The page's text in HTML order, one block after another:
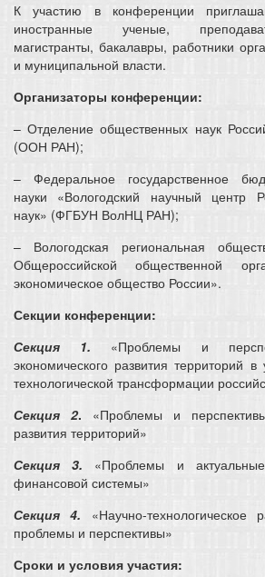
К участию в конференции
иностранные ученые,
магистранты, бакалавры, работники
и муниципальной власти.
Организаторы конференции:
– Отделение общественных наук
(ООН РАН);
– Федеральное государственное
науки «Вологодский научный центр
наук» (ФГБУН ВолНЦ РАН);
– Вологодская региональная
Общероссийской общественной
экономическое общество России».
Секции конференции:
Секция 1. «Проблемы и
экономического развития территорий в
технологической трансформации
Секция 2. «Проблемы и
развития территорий»
Секция 3. «Проблемы и
финансовой системы»
Секция 4. «Научно-технологическое
проблемы и перспективы»
Сроки и условия участия: